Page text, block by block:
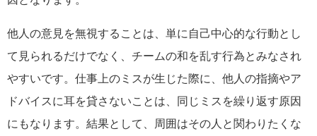
他人の意見を無視することは、単に自己中心的な行動とし
て見られるだけでなく、チームの和を乱す行為とみなされ
やすいです。仕事上のミスが生じた際に、他人の指摘やア
ドバイスに耳を貸さないことは、同じミスを繰り返す原因
にもなります。結果として、周囲はその人と関わりたくな